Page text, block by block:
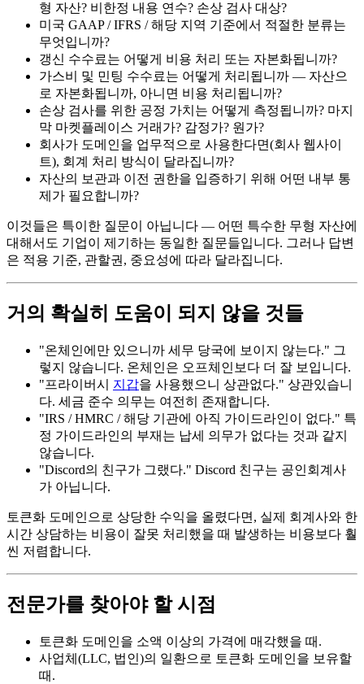
형 자산? 비한정 내용 연수? 손상 검사 대상?
미국 GAAP / IFRS / 해당 지역 기준에서 적절한 분류는
무엇입니까?
갱신 수수료는 어떻게 비용 처리 또는 자본화됩니까?
가스비 및 민팅 수수료는 어떻게 처리됩니까 — 자산으
로 자본화됩니까, 아니면 비용 처리됩니까?
손상 검사를 위한 공정 가치는 어떻게 측정됩니까? 마지
막 마켓플레이스 거래가? 감정가? 원가?
회사가 도메인을 업무적으로 사용한다면(회사 웹사이
트), 회계 처리 방식이 달라집니까?
자산의 보관과 이전 권한을 입증하기 위해 어떤 내부 통
제가 필요합니까?
이것들은 특이한 질문이 아닙니다 — 어떤 특수한 무형 자산에
대해서도 기업이 제기하는 동일한 질문들입니다. 그러나 답변
은 적용 기준, 관할권, 중요성에 따라 달라집니다.
거의 확실히 도움이 되지 않을 것들
"온체인에만 있으니까 세무 당국에 보이지 않는다." 그
렇지 않습니다. 온체인은 오프체인보다 더 잘 보입니다.
"프라이버시 지갑을 사용했으니 상관없다." 상관있습니
다. 세금 준수 의무는 여전히 존재합니다.
"IRS / HMRC / 해당 기관에 아직 가이드라인이 없다." 특
정 가이드라인의 부재는 납세 의무가 없다는 것과 같지
않습니다.
"Discord의 친구가 그랬다." Discord 친구는 공인회계사
가 아닙니다.
토큰화 도메인으로 상당한 수익을 올렸다면, 실제 회계사와 한
시간 상담하는 비용이 잘못 처리했을 때 발생하는 비용보다 훨
씬 저렴합니다.
전문가를 찾아야 할 시점
토큰화 도메인을 소액 이상의 가격에 매각했을 때.
사업체(LLC, 법인)의 일환으로 토큰화 도메인을 보유할
때.